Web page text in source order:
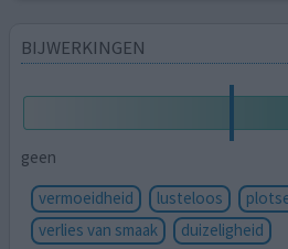
BIJWERKINGEN
geen
vermoeidheid
lusteloos
verlies van smaak
duizeligheid